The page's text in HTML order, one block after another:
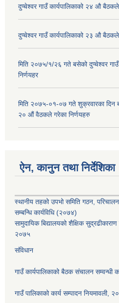
दुप्चेश्वर गाउँ कार्यपालिकाको २४ औ
दुप्चेश्वर गाउँ कार्यपालिकाको २३ औ
मिति २०७५/१/२६ गते बसेको दुप्चेश्वर
निर्णयहर
मिति २०७५-०१-०७ गते शुक्रवारका दिन
२० औं वैठकले गरेका निर्णयहरु
ऐन, कानुन तथा निर्देशिका
स्थानीय तहको उपभो समिति गठन,
सम्बन्धि कार्यविधि (२०७४)
सामुदायिक बिद्यालयको शैक्षिक सु्द्रढीकाराण
२०७५
संविधान
गाउँ कार्यपालिकाको बैठक संचालन सम्वन्धी
गाउँ पालिकाको कार्य सम्पादन नियमावली,